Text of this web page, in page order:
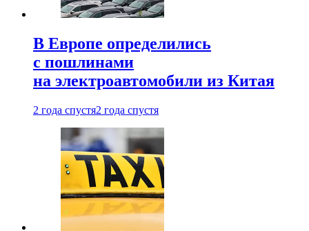
В Европе определились
с пошлинами
на электроавтомобили из Китая
2 года спустя2 года спустя